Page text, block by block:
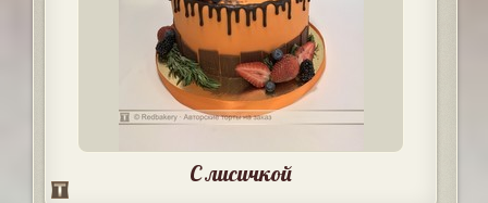
С лисичкой